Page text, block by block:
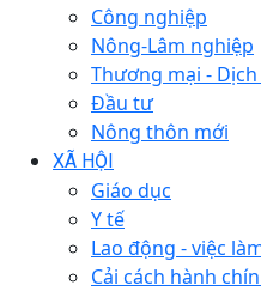
Công nghiệp
Nông-Lâm nghiệp
Thương mại - Dịch
Đầu tư
Nông thôn mới
XÃ HỘI
Giáo dục
Y tế
Lao động - việc
Cải cách hành